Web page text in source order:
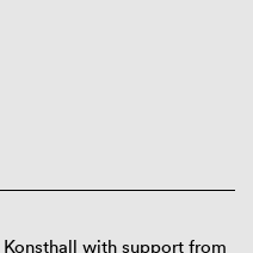
with support from